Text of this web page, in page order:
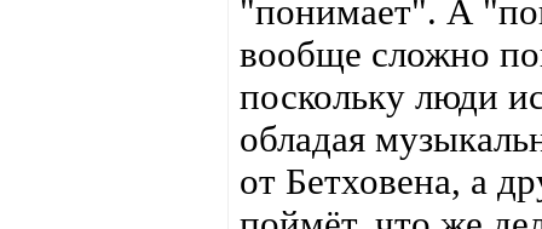
"понимает". А
вообще сложно
поскольку люди
обладая
от Бетховена, а